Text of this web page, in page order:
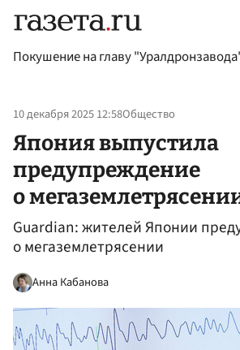
Покушение на главу
10 декабря 2025 12:58Общество
Япония выпустила
предупреждение
о
Guardian: жителей Японии
о мегаземлетрясении
Анна Кабанова